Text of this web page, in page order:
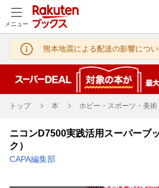
メニュー
熊本地震による配送の影響につ
トップ 本 ホビー・スポーツ・美術
ニコンD7500実践活用スーパーブ
ク）
CAPA編集部